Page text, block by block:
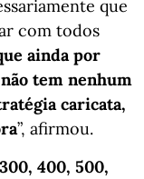
que
com todos
ainda por
tem nenhum
caricata,
”, afirmou.
400, 500,